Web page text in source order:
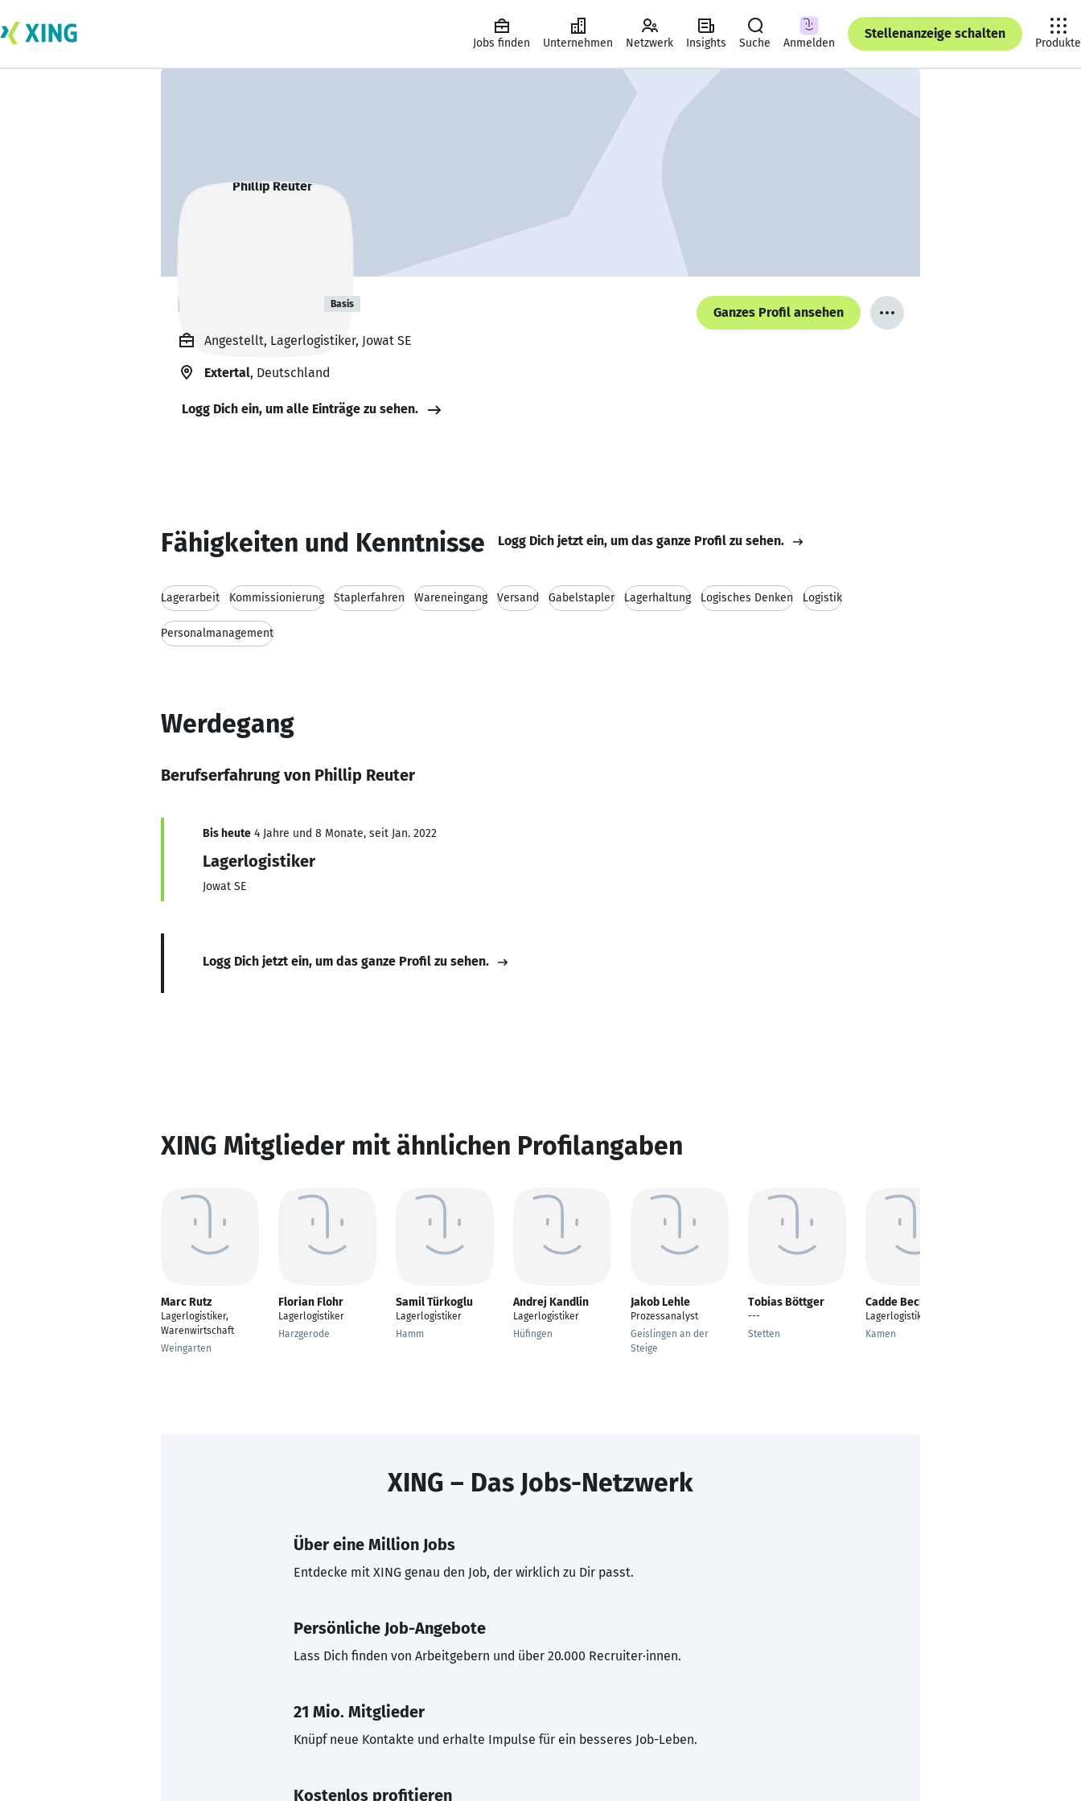
Jobs finden Unternehmen Netzwerk Insights Suche Anmelden
Stellenanzeige schalten
Produkte
Phillip Reuter Basis
Ganzes Profil ansehen
Angestellt, Lagerlogistiker, Jowat SE
Extertal, Deutschland
Logg Dich ein, um alle Einträge zu sehen.
Fähigkeiten und Kenntnisse Logg Dich jetzt ein, um das ganze Profil zu sehen.
Lagerarbeit Kommissionierung Staplerfahren Wareneingang Versand Gabelstapler Lagerhaltung Logisches Denken Logistik
Personalmanagement
Werdegang
Berufserfahrung von Phillip Reuter
Bis heute 4 Jahre und 8 Monate, seit Jan. 2022
Lagerlogistiker
Jowat SE
Logg Dich jetzt ein, um das ganze Profil zu sehen.
XING Mitglieder mit ähnlichen Profilangaben
Marc Rutz
Lagerlogistiker,
Warenwirtschaft
Weingarten
Florian Flohr
Lagerlogistiker
Harzgerode
Samil Türkoglu
Lagerlogistiker
Hamm
Andrej Kandlin
Lagerlogistiker
Hüfingen
Jakob Lehle
Prozessanalyst
Geislingen an der
Steige
Tobias Böttger
---
Stetten
Cadde Beck
Lagerlogistiker
Kamen
XING – Das Jobs-Netzwerk
Über eine Million Jobs
Entdecke mit XING genau den Job, der wirklich zu Dir passt.
Persönliche Job-Angebote
Lass Dich finden von Arbeitgebern und über 20.000 Recruiter·innen.
21 Mio. Mitglieder
Knüpf neue Kontakte und erhalte Impulse für ein besseres Job-Leben.
Kostenlos profitieren